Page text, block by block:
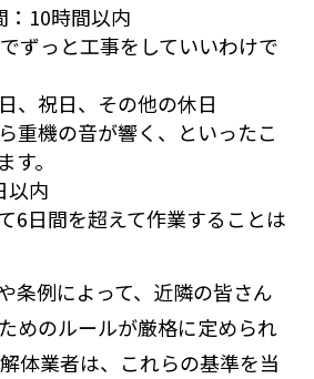
：10時間以内
ずっと工事をしていいわけで
、祝日、その他の休日
重機の音が響く、といったこ
す。
以内
6日間を超えて作業することは
条例によって、近隣の皆さん
めのルールが厳格に定められ
体業者は、これらの基準を当